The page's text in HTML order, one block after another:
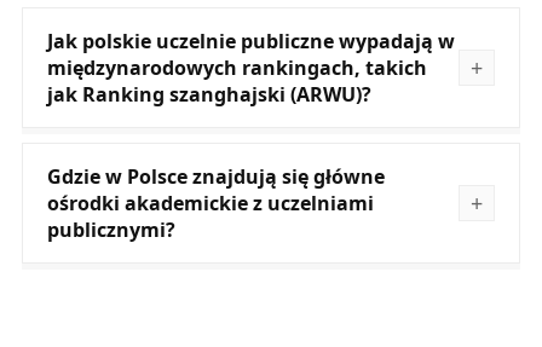
Jak polskie uczelnie publiczne wypadają w
międzynarodowych rankingach, takich
jak Ranking szanghajski (ARWU)?
Gdzie w Polsce znajdują się główne
ośrodki akademickie z uczelniami
publicznymi?